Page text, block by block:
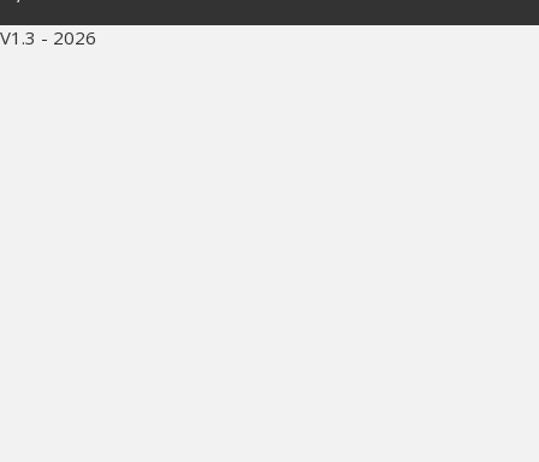
V1.3 - 2026